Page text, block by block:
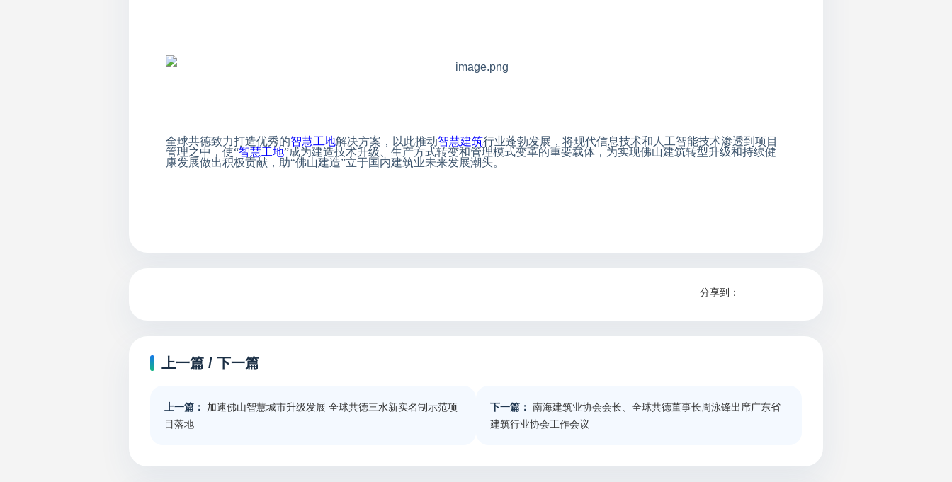
全球共德致力打造优秀的智慧工地解决方案，以此推动智慧建筑行业蓬勃发展，将现代信息技术和人工智能技术渗透到项目
管理之中，使“智慧工地”成为建造技术升级、生产方式转变和管理模式变革的重要载体，为实现佛山建筑转型升级和持续健
康发展做出积极贡献，助“佛山建造”立于国内建筑业未来发展潮头。
分享到：
上一篇 / 下一篇
上一篇：
加速佛山智慧城市升级发展 全球共德三水新实名制示范项
目落地
下一篇： 南海建筑业协会会长、全球共德董事长周泳锋出席广东省
建筑行业协会工作会议